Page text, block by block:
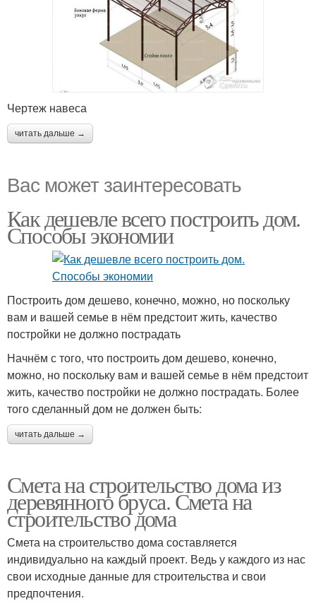
Чертеж навеса
читать дальше →
Вас может заинтересовать
Как дешевле всего построить дом.
Способы экономии
Построить дом дешево, конечно, можно, но поскольку
вам и вашей семье в нём предстоит жить, качество
постройки не должно пострадать
Начнём с того, что построить дом дешево, конечно,
можно, но поскольку вам и вашей семье в нём предстоит
жить, качество постройки не должно пострадать. Более
того сделанный дом не должен быть:
читать дальше →
Смета на строительство дома из
деревянного бруса. Смета на
строительство дома
Смета на строительство дома составляется
индивидуально на каждый проект. Ведь у каждого из нас
свои исходные данные для строительства и свои
предпочтения.